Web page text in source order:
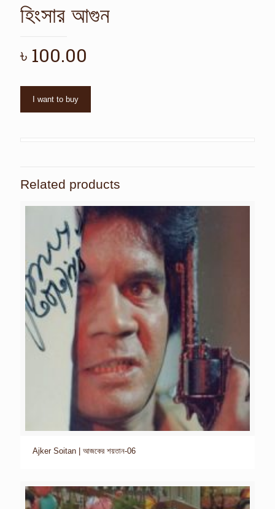
হিংসার আগুন
৳ 100.00
I want to buy
Related products
Ajker Soitan | আজকের শয়তান-06